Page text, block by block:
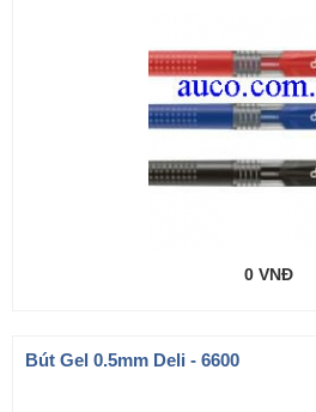
0 VNĐ
Bút Gel 0.5mm Deli - 6600